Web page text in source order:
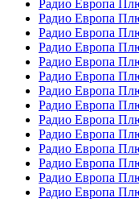
Радио Европа
Радио Европа
Радио Европа
Радио Европа
Радио Европа
Радио Европа
Радио Европа
Радио Европа
Радио Европа
Радио Европа
Радио Европа
Радио Европа
Радио Европа
Радио Европа